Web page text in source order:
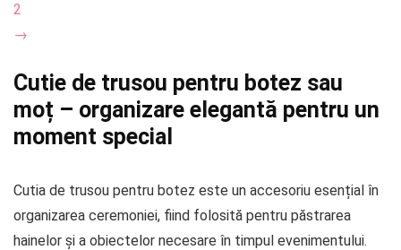
2
→
Cutie de trusou pentru botez sau
moț – organizare elegantă pentru un
moment special
Cutia de trusou pentru botez este un accesoriu esențial în
organizarea ceremoniei, fiind folosită pentru păstrarea
hainelor și a obiectelor necesare în timpul evenimentului.